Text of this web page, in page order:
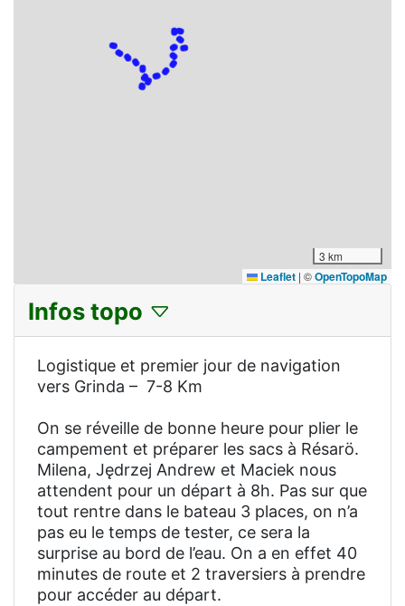
3 km
Leaflet | ©OpenTopoMap
Infos topo
Logistique et premier jour de navigation
vers Grinda – 7-8 Km
On se réveille de bonne heure pour plier le
campement et préparer les sacs à Résarö.
Milena, Jędrzej Andrew et Maciek nous
attendent pour un départ à 8h. Pas sur que
tout rentre dans le bateau 3 places, on n’a
pas eu le temps de tester, ce sera la
surprise au bord de l’eau. On a en effet 40
minutes de route et 2 traversiers à prendre
pour accéder au départ.